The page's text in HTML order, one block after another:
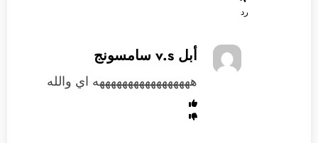
رد
أبل v.s سامسونج
هههههههههههههههههه اي والله